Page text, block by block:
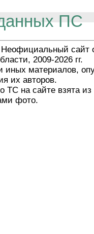
ПС
сайт
2009-2026 гг.
материалов,
их авторов.
на сайте взята из
фото.